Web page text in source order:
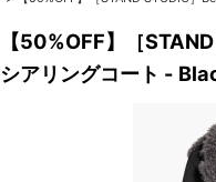
【50%OFF】［
シアリングコート -